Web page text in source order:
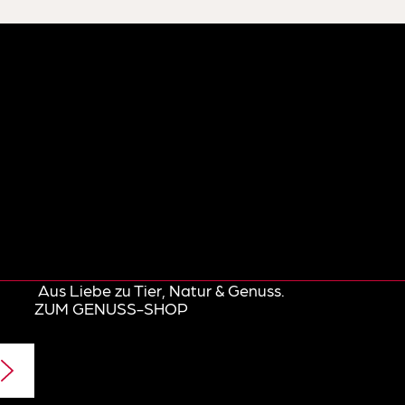
Aus Liebe zu Tier, Natur & Genuss.
ZUM GENUSS-SHOP